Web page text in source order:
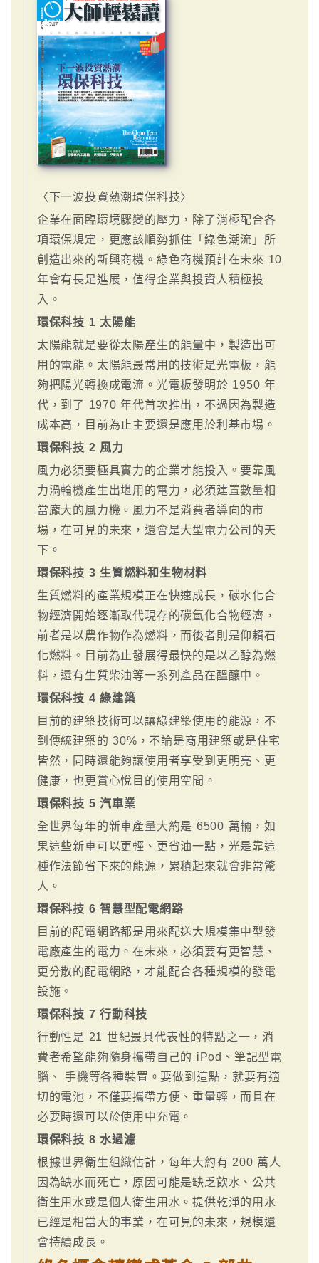
〈下一波投資熱潮環保科技〉
企業在面臨環境驟變的壓力，除了消極配合各
項環保規定，更應該順勢抓住「綠色潮流」所
創造出來的新興商機。綠色商機預計在未來 10
年會有長足進展，值得企業與投資人積極投
入。
環保科技 1 太陽能
太陽能就是要從太陽產生的能量中，製造出可
用的電能。太陽能最常用的技術是光電板，能
夠把陽光轉換成電流。光電板發明於 1950 年
代，到了 1970 年代首次推出，不過因為製造
成本高，目前為止主要還是應用於利基市場。
環保科技 2 風力
風力必須要極具實力的企業才能投入。要靠風
力渦輪機產生出堪用的電力，必須建置數量相
當龐大的風力機。風力不是消費者導向的市
場，在可見的未來，還會是大型電力公司的天
下。
環保科技 3 生質燃料和生物材料
生質燃料的產業規模正在快速成長，碳水化合
物經濟開始逐漸取代現存的碳氫化合物經濟，
前者是以農作物作為燃料，而後者則是仰賴石
化燃料。目前為止發展得最快的是以乙醇為燃
料，還有生質柴油等一系列產品在醞釀中。
環保科技 4 綠建築
目前的建築技術可以讓綠建築使用的能源，不
到傳統建築的 30%，不論是商用建築或是住宅
皆然，同時還能夠讓使用者享受到更明亮、更
健康，也更賞心悅目的使用空間。
環保科技 5 汽車業
全世界每年的新車產量大約是 6500 萬輛，如
果這些新車可以更輕、更省油一點，光是靠這
種作法節省下來的能源，累積起來就會非常驚
人。
環保科技 6 智慧型配電網路
目前的配電網路都是用來配送大規模集中型發
電廠產生的電力。在未來，必須要有更智慧、
更分散的配電網路，才能配合各種規模的發電
設施。
環保科技 7 行動科技
行動性是 21 世紀最具代表性的特點之一，消
費者希望能夠隨身攜帶自己的 iPod、筆記型電
腦、 手機等各種裝置。要做到這點，就要有適
切的電池，不僅要攜帶方便、重量輕，而且在
必要時還可以於使用中充電。
環保科技 8 水過濾
根據世界衛生組織估計，每年大約有 200 萬人
因為缺水而死亡，原因可能是缺乏飲水、公共
衛生用水或是個人衛生用水。提供乾淨的用水
已經是相當大的事業，在可見的未來，規模還
會持續成長。